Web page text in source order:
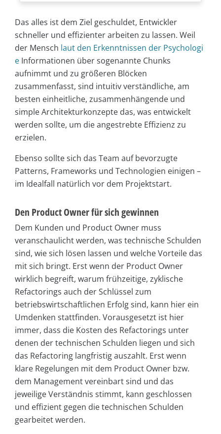
Das alles ist dem Ziel geschuldet, Entwickler
schneller und effizienter arbeiten zu lassen. Weil
der Mensch laut den Erkenntnissen der Psychologi
e Informationen über sogenannte Chunks
aufnimmt und zu größeren Blöcken
zusammenfasst, sind intuitiv verständliche, am
besten einheitliche, zusammenhängende und
simple Architekturkonzepte das, was entwickelt
werden sollte, um die angestrebte Effizienz zu
erzielen.
Ebenso sollte sich das Team auf bevorzugte
Patterns, Frameworks und Technologien einigen –
im Idealfall natürlich vor dem Projektstart.
Den Product Owner für sich gewinnen
Dem Kunden und Product Owner muss
veranschaulicht werden, was technische Schulden
sind, wie sich lösen lassen und welche Vorteile das
mit sich bringt. Erst wenn der Product Owner
wirklich begreift, warum frühzeitige, zyklische
Refactorings auch der Schlüssel zum
betriebswirtschaftlichen Erfolg sind, kann hier ein
Umdenken stattfinden. Vorausgesetzt ist hier
immer, dass die Kosten des Refactorings unter
denen der technischen Schulden liegen und sich
das Refactoring langfristig auszahlt. Erst wenn
klare Regelungen mit dem Product Owner bzw.
dem Management vereinbart sind und das
jeweilige Verständnis stimmt, kann geschlossen
und effizient gegen die technischen Schulden
gearbeitet werden.